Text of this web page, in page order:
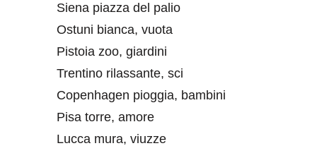
Siena piazza del palio
Ostuni bianca, vuota
Pistoia zoo, giardini
Trentino rilassante, sci
Copenhagen pioggia, bambini
Pisa torre, amore
Lucca mura, viuzze